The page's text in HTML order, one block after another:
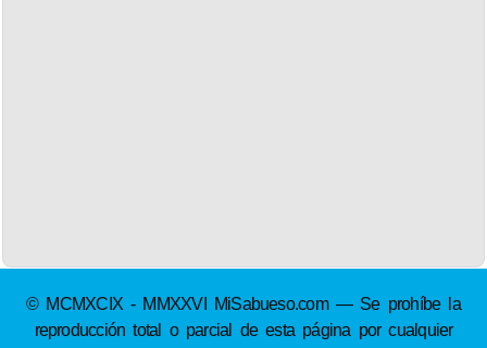
© MCMXCIX - MMXXVI MiSabueso.com — Se prohíbe la
reproducción total o parcial de esta página por cualquier